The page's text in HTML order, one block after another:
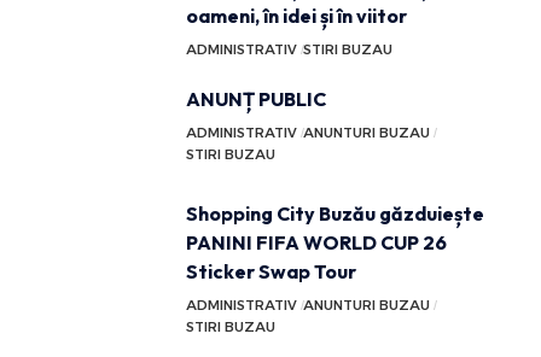
oameni, în idei și în viitor
ADMINISTRATIV STIRI BUZAU
ANUNȚ PUBLIC
ADMINISTRATIV ANUNTURI BUZAU
STIRI BUZAU
Shopping City Buzău găzduiește
PANINI FIFA WORLD CUP 26
Sticker Swap Tour
ADMINISTRATIV ANUNTURI BUZAU
STIRI BUZAU